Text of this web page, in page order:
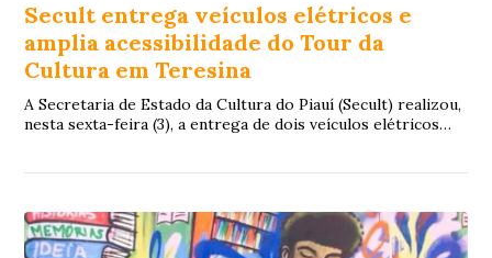
Secult entrega veículos elétricos e
amplia acessibilidade do Tour da
Cultura em Teresina
A Secretaria de Estado da Cultura do Piauí (Secult) realizou,
nesta sexta-feira (3), a entrega de dois veículos elétricos